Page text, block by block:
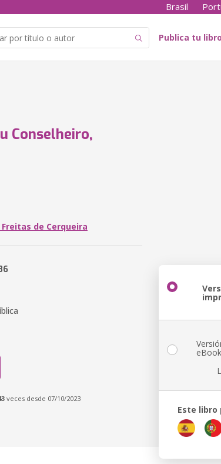
Brasil
Publica tu libro
Conselheiro,
de Cerqueira
veces desde 07/10/2023
eBook
Este libro